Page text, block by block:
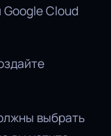
Cloud
выбрать